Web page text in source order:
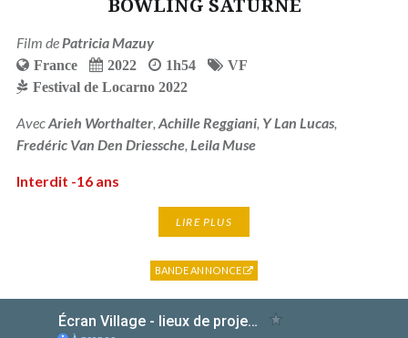
BOWLING SATURNE
Film dePatricia Mazuy
France 2022 1h54
VF
Festival de Locarno 2022
AvecArieh Worthalter, Achille Reggiani, Y Lan Lucas,
Fredéric Van Den Driessche, Leila Muse
Interdit -16 ans
LIRE PLUS
BANDE ANNONCE